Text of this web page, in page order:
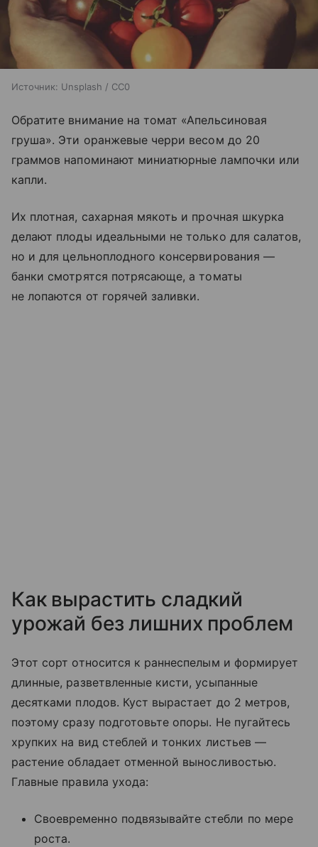
Источник: Unsplash / CC0
Обратите внимание на томат «Апельсиновая
груша». Эти оранжевые черри весом до 20
граммов напоминают миниатюрные лампочки или
капли.
Их плотная, сахарная мякоть и прочная шкурка
делают плоды идеальными не только для салатов,
но и для цельноплодного консервирования —
банки смотрятся потрясающе, а томаты
не лопаются от горячей заливки.
Как вырастить сладкий
урожай без лишних проблем
Этот сорт относится к раннеспелым и формирует
длинные, разветвленные кисти, усыпанные
десятками плодов. Куст вырастает до 2 метров,
поэтому сразу подготовьте опоры. Не пугайтесь
хрупких на вид стеблей и тонких листьев —
растение обладает отменной выносливостью.
Главные правила ухода:
Своевременно подвязывайте стебли по мере
роста.